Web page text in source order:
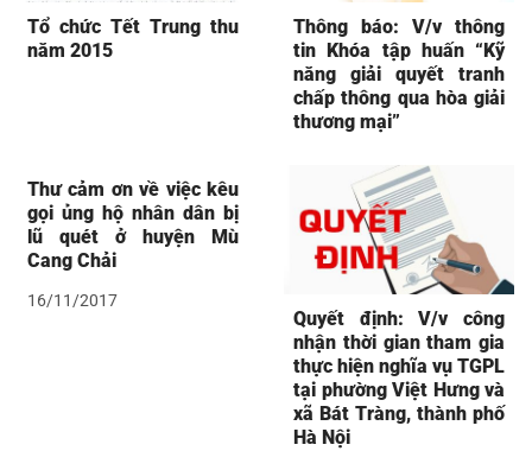
Tổ chức Tết Trung thu
năm 2015
Thông báo: V/v thông
tin Khóa tập huấn “Kỹ
năng giải quyết tranh
chấp thông qua hòa giải
thương mại”
Thư cảm ơn về việc kêu
gọi ủng hộ nhân dân bị
lũ quét ở huyện Mù
Cang Chải
16/11/2017
Quyết định: V/v công
nhận thời gian tham gia
thực hiện nghĩa vụ TGPL
tại phường Việt Hưng và
xã Bát Tràng, thành phố
Hà Nội